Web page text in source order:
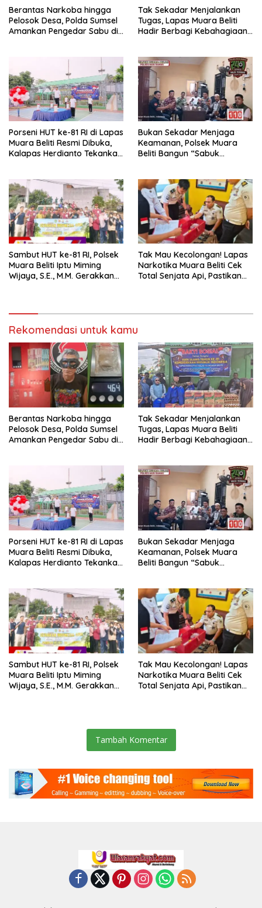
Berantas Narkoba hingga
Pelosok Desa, Polda Sumsel
Amankan Pengedar Sabu di
Tak Sekadar Menjalankan
Tugas, Lapas Muara Beliti
Hadir Berbagi Kebahagiaan
Porseni HUT ke-81 RI di Lapas
Muara Beliti Resmi Dibuka,
Kalapas Herdianto Tekankan
Bukan Sekadar Menjaga
Keamanan, Polsek Muara
Beliti Bangun “Sabuk
Sambut HUT ke-81 RI, Polsek
Muara Beliti Iptu Miming
Wijaya, S.E., M.M. Gerakkan
Tak Mau Kecolongan! Lapas
Narkotika Muara Beliti Cek
Total Senjata Api, Pastikan
Rekomendasi untuk kamu
Berantas Narkoba hingga
Pelosok Desa, Polda Sumsel
Amankan Pengedar Sabu di
Tak Sekadar Menjalankan
Tugas, Lapas Muara Beliti
Hadir Berbagi Kebahagiaan
Porseni HUT ke-81 RI di Lapas
Muara Beliti Resmi Dibuka,
Kalapas Herdianto Tekankan
Bukan Sekadar Menjaga
Keamanan, Polsek Muara
Beliti Bangun “Sabuk
Sambut HUT ke-81 RI, Polsek
Muara Beliti Iptu Miming
Wijaya, S.E., M.M. Gerakkan
Tak Mau Kecolongan! Lapas
Narkotika Muara Beliti Cek
Total Senjata Api, Pastikan
Tambah Komentar